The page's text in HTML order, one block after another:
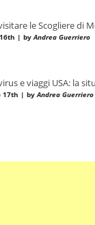
le Scogliere di
16th | byAndrea Guerriero
e viaggi USA: la
17th | byAndrea Guerriero